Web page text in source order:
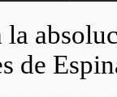
de